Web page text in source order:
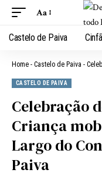
Aa
Castelo de Paiva
Home - Castelo de Paiva -
CASTELO DE PAIVA
Celebração
Criança
Largo do
Paiva